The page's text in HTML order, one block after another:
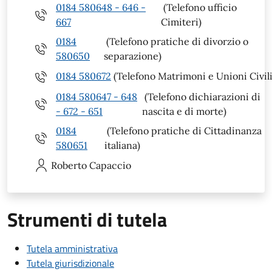
0184 580648 - 646 -
667
(Telefono ufficio
Cimiteri)
0184
580650
(Telefono pratiche di divorzio o
separazione)
0184 580672 (Telefono Matrimoni e Unioni
0184 580647 - 648
- 672 - 651
(Telefono dichiarazioni di
nascita e di morte)
0184
580651
(Telefono pratiche di Cittadinanza
italiana)
Roberto Capaccio
Strumenti di tutela
Tutela amministrativa
Tutela giurisdizionale